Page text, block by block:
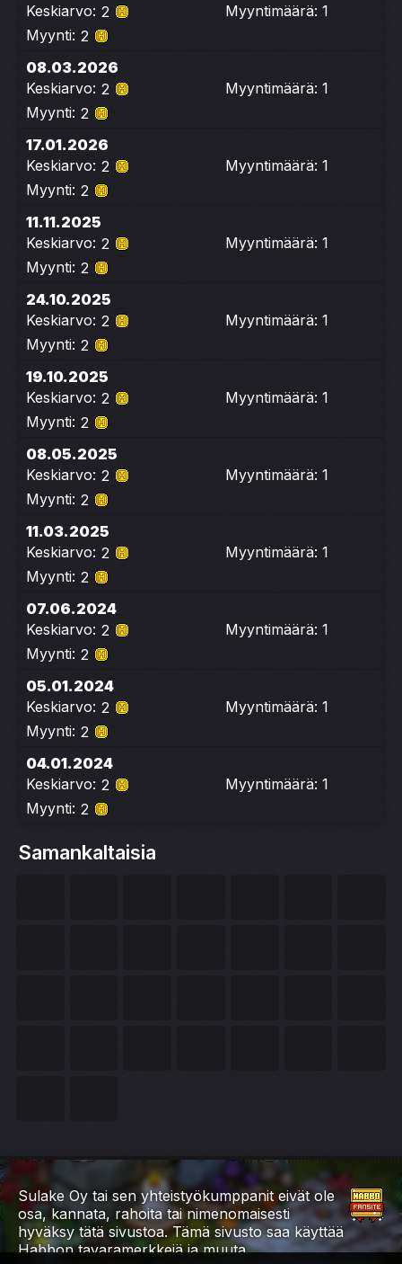
Keskiarvo: 2
Myyntimäärä: 1
Myynti: 2
08.03.2026
Keskiarvo: 2
Myyntimäärä: 1
Myynti: 2
17.01.2026
Keskiarvo: 2
Myyntimäärä: 1
Myynti: 2
11.11.2025
Keskiarvo: 2
Myyntimäärä: 1
Myynti: 2
24.10.2025
Keskiarvo: 2
Myyntimäärä: 1
Myynti: 2
19.10.2025
Keskiarvo: 2
Myyntimäärä: 1
Myynti: 2
08.05.2025
Keskiarvo: 2
Myyntimäärä: 1
Myynti: 2
11.03.2025
Keskiarvo: 2
Myyntimäärä: 1
Myynti: 2
07.06.2024
Keskiarvo: 2
Myyntimäärä: 1
Myynti: 2
05.01.2024
Keskiarvo: 2
Myyntimäärä: 1
Myynti: 2
04.01.2024
Keskiarvo: 2
Myyntimäärä: 1
Myynti: 2
Samankaltaisia
Sulake Oy tai sen yhteistyökumppanit eivät ole
osa, kannata, rahoita tai nimenomaisesti
hyväksy tätä sivustoa. Tämä sivusto saa käyttää
Habbon tavaramerkkejä ja muuta